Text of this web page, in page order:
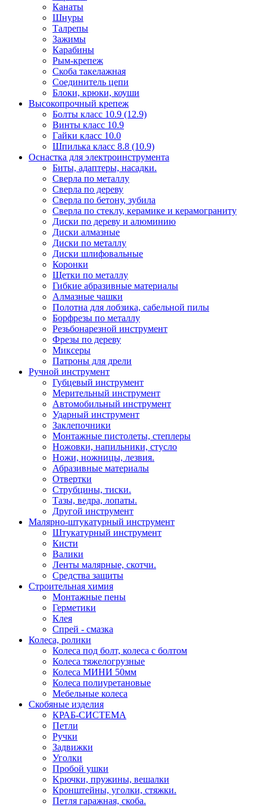
Канаты
Шнуры
Талрепы
Зажимы
Карабины
Рым-крепеж
Скоба такелажная
Соединитель цепи
Блоки, крюки, коуши
Высокопрочный крепеж
Болты класс 10.9 (12.9)
Винты класс 10.9
Гайки класс 10.0
Шпилька класс 8.8 (10.9)
Оснастка для электроинструмента
Биты, адаптеры, насадки.
Сверла по металлу
Сверла по дереву
Сверла по бетону, зубила
Сверла по стеклу, керамике и керамограниту
Диски по дереву и алюминию
Диски алмазные
Диски по металлу
Диски шлифовальные
Коронки
Щетки по металлу
Гибкие абразивные материалы
Алмазные чашки
Полотна для лобзика, сабельной пилы
Борфрезы по металлу
Резьбонарезной инструмент
Фрезы по дереву
Миксеры
Патроны для дрели
Ручной инструмент
Губцевый инструмент
Мерительный инструмент
Автомобильный инструмент
Ударный инструмент
Заклепочники
Монтажные пистолеты, степлеры
Ножовки, напильники, стусло
Ножи, ножницы, лезвия.
Абразивные материалы
Отвертки
Cтрубцины, тиски.
Тазы, ведра, лопаты.
Другой инструмент
Малярно-штукатурный инструмент
Штукатурный инструмент
Кисти
Валики
Ленты малярные, скотчи.
Средства защиты
Строительная химия
Монтажные пены
Герметики
Клея
Спрей - смазка
Колеса, ролики
Колеса под болт, колеса с болтом
Колеса тяжелогрузные
Колеса МИНИ 50мм
Колеса полиуретановые
Мебельные колеса
Скобяные изделия
КРАБ-СИСТЕМА
Петли
Ручки
Задвижки
Уголки
Пробой ушки
Kрючки, пружины, вешалки
Кронштейны, уголки, стяжки.
Петля гаражная, скоба.